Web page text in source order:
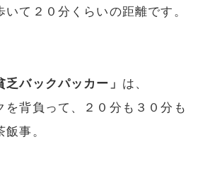
て２０分くらいの距離です。
乏バックパッカー」 は、
を背負って、２０分も３０分も
事。